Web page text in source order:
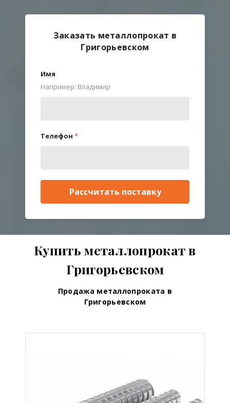
Заказать металлопрокат в
Григорьевском
Имя
Например: Владимир
Телефон *
Рассчитать поставку
Купить металлопрокат в
Григорьевском
Продажа металлопроката в
Григорьевском